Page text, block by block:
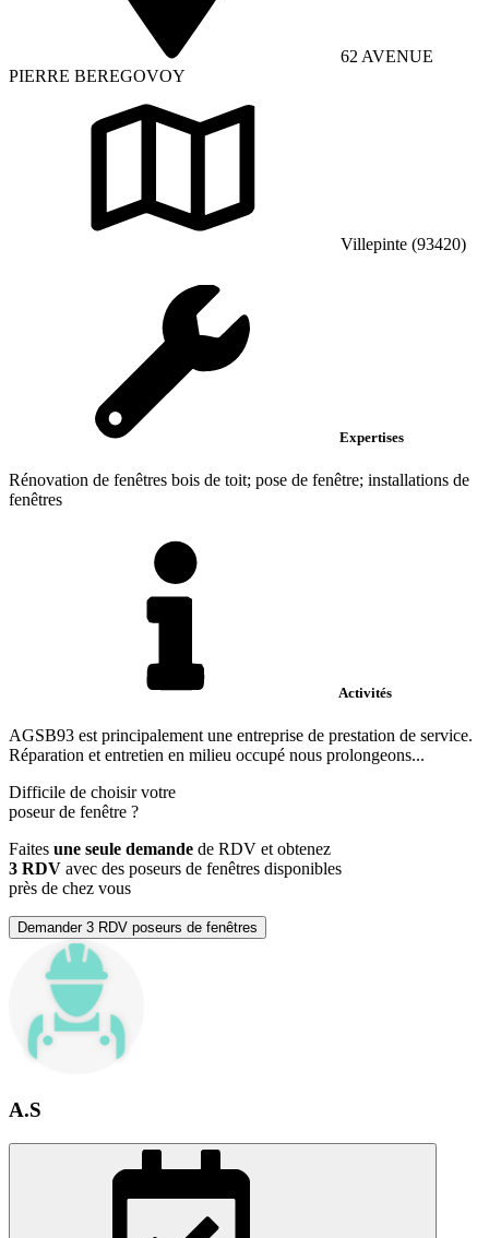
62 AVENUE
PIERRE BEREGOVOY
Villepinte (93420)
Expertises
Rénovation de fenêtres bois de toit; pose de fenêtre; installations de
fenêtres
Activités
AGSB93 est principalement une entreprise de prestation de service.
Réparation et entretien en milieu occupé nous prolongeons...
Difficile de choisir votre
poseur de fenêtre ?
Faites une seule demande de RDV et obtenez
3 RDV avec des poseurs de fenêtres disponibles
près de chez vous
Demander 3 RDV poseurs de fenêtres
A.S